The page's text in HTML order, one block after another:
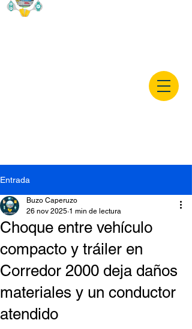
Entrada
Choque entre vehículo
compacto y tráiler en
Corredor 2000 deja daños
materiales y un conductor
atendido
Buzo Caperuzo
26 nov 2025 1 min de lectura